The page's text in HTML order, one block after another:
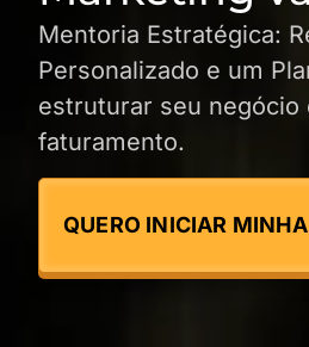
Mentoria Estratégica:
Personalizado e um
estruturar seu negócio
faturamento.
QUERO INICIAR